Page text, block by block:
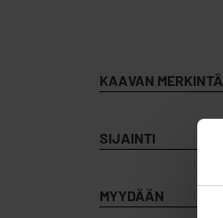
KAAVAN MERKINTÄ
SIJAINTI
MYYDÄÄN